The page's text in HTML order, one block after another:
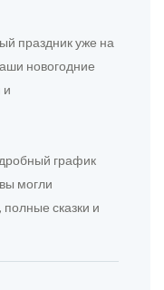
праздник уже на
новогодние
и
график
могли
сказки и